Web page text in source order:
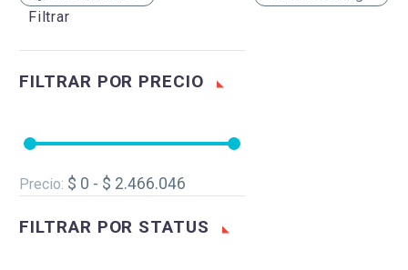
Filtrar
FILTRAR POR PRECIO
Precio: $ 0 - $ 2.466.046
FILTRAR POR STATUS